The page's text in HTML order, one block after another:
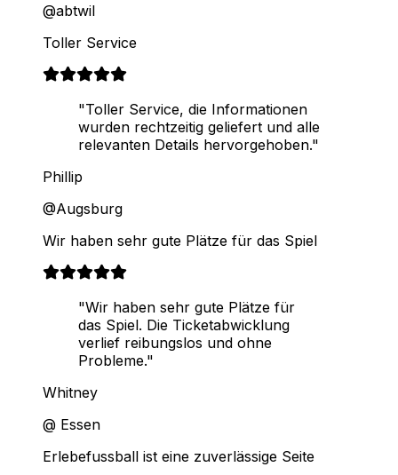
@abtwil
Toller Service
"Toller Service, die Informationen
wurden rechtzeitig geliefert und alle
relevanten Details hervorgehoben."
Phillip
@Augsburg
Wir haben sehr gute Plätze für das Spiel
"Wir haben sehr gute Plätze für
das Spiel. Die Ticketabwicklung
verlief reibungslos und ohne
Probleme."
Whitney
@ Essen
Erlebefussball ist eine zuverlässige Seite